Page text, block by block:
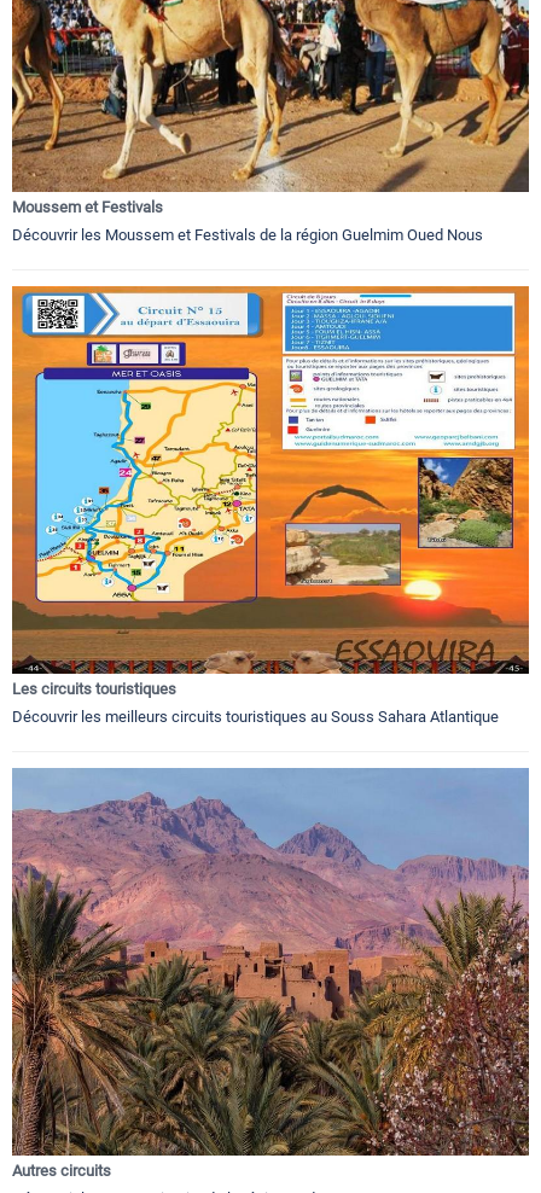
Moussem et Festivals
Découvrir les Moussem et Festivals de la région Guelmim Oued Nous
Les circuits touristiques
Découvrir les meilleurs circuits touristiques au Souss Sahara Atlantique
Autres circuits